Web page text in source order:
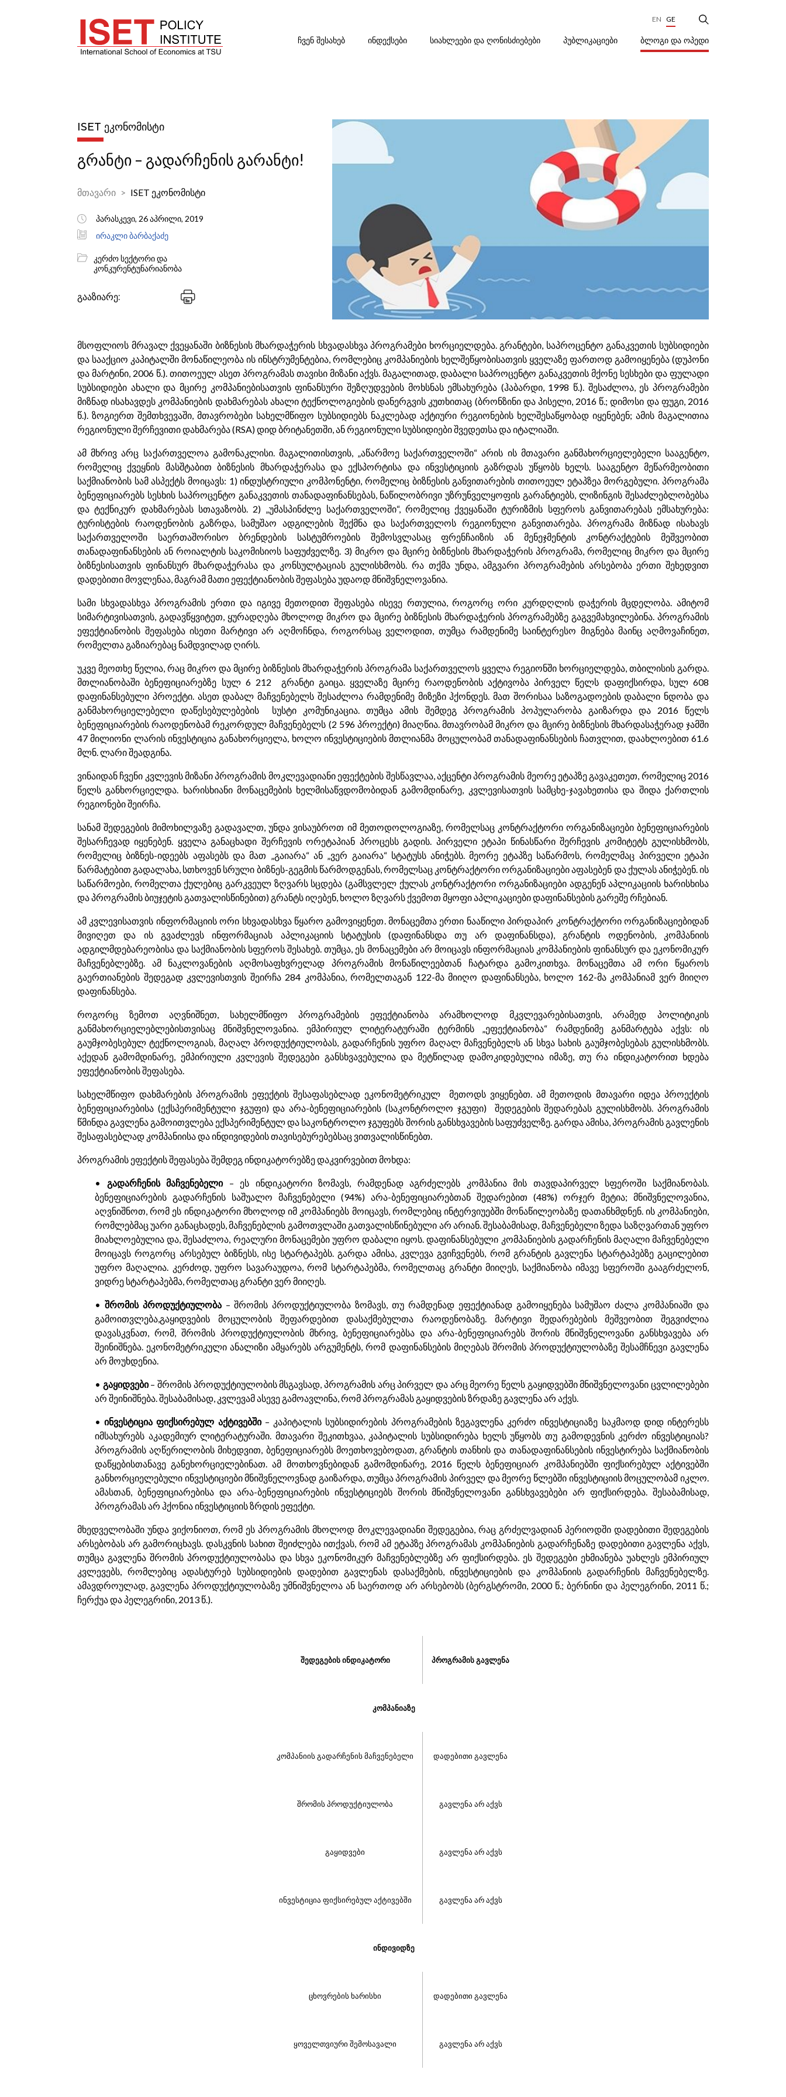
EN GE
ᲩᲕᲔᲜ ᲨᲔᲡᲐᲮᲔᲑ ᲘᲜᲓᲔᲥᲡᲔᲑᲘ ᲡᲘᲐᲮᲚᲔᲔᲑᲘ ᲓᲐ ᲦᲝᲜᲘᲡᲫᲘᲔᲑᲔᲑᲘ ᲞᲣᲑᲚᲘᲙᲐᲪᲘᲔᲑᲘ ᲑᲚᲝᲒᲘ ᲓᲐ ᲝᲞᲔᲓᲘ
ISET ᲔᲙᲝᲜᲝᲛᲘᲡᲢᲘ
გრანტი – გადარჩენის გარანტი!
მთავარი ISET ეკონომისტი
პარასკევი, 26 აპრილი, 2019
ირაკლი ბარბაქაძე
კერძო სექტორი და
კონკურენტუნარიანობა
გააზიარე:
მსოფლიოს მრავალ ქვეყანაში ბიზნესის მხარდაჭერის სხვადასხვა პროგრამები ხორციელდება. გრანტები, საპროცენტო განაკვეთის სუბსიდიები
და სააქციო კაპიტალში მონაწილეობა ის ინსტრუმენტებია, რომლებიც კომპანიების ხელშეწყობისათვის ყველაზე ფართოდ გამოიყენება (დუპონი
და მარტინი, 2006 წ.). თითოეულ ასეთ პროგრამას თავისი მიზანი აქვს. მაგალითად, დაბალი საპროცენტო განაკვეთის მქონე სესხები და ფულადი
სუბსიდიები ახალი და მცირე კომპანიებისათვის ფინანსური შეზღუდვების მოხსნას ემსახურება (ჰაბარდი, 1998 წ.). შესაძლოა, ეს პროგრამები
მიზნად ისახავდეს კომპანიების დახმარებას ახალი ტექნოლოგიების დანერგვის კუთხითაც (ბრონზინი და პისელი, 2016 წ.; დიმოსი და ფუგი, 2016
წ.). ზოგიერთ შემთხვევაში, მთავრობები სახელმწიფო სუბსიდიებს ნაკლებად აქტიური რეგიონების ხელშესაწყობად იყენებენ; ამის მაგალითია
რეგიონული შერჩევითი დახმარება (RSA) დიდ ბრიტანეთში, ან რეგიონული სუბსიდიები შვედეთსა და იტალიაში.
ამ მხრივ არც საქართველოა გამონაკლისი. მაგალითისთვის, „აწარმოე საქართველოში“ არის ის მთავარი განმახორციელებელი სააგენტო,
რომელიც ქვეყნის მასშტაბით ბიზნესის მხარდაჭერასა და ექსპორტისა და ინვესტიციის გაზრდას უწყობს ხელს. სააგენტო მეწარმეობითი
საქმიანობის სამ ასპექტს მოიცავს: 1) ინდუსტრიული კომპონენტი, რომელიც ბიზნესის განვითარების თითოეულ ეტაპზეა მორგებული. პროგრამა
ბენეფიციარებს სესხის საპროცენტო განაკვეთის თანადაფინანსებას, ნაწილობრივი უზრუნველყოფის გარანტიებს, ლიზინგის შესაძლებლობებსა
და ტექნიკურ დახმარებას სთავაზობს. 2) „უმასპინძლე საქართველოში“, რომელიც ქვეყანაში ტურიზმის სფეროს განვითარებას ემსახურება:
ტურისტების რაოდენობის გაზრდა, სამუშაო ადგილების შექმნა და საქართველოს რეგიონული განვითარება. პროგრამა მიზნად ისახავს
საქართველოში საერთაშორისო ბრენდების სასტუმროების შემოსვლასაც ფრენჩაიზის ან მენეჯმენტის კონტრაქტების მეშვეობით
თანადაფინანსების ან როიალტის საკომისიოს საფუძველზე. 3) მიკრო და მცირე ბიზნესის მხარდაჭერის პროგრამა, რომელიც მიკრო და მცირე
ბიზნესისათვის ფინანსურ მხარდაჭერასა და კონსულტაციას გულისხმობს. რა თქმა უნდა, ამგვარი პროგრამების არსებობა ერთი შეხედვით
დადებითი მოვლენაა, მაგრამ მათი ეფექტიანობის შეფასება უდაოდ მნიშვნელოვანია.
სამი სხვადასხვა პროგრამის ერთი და იგივე მეთოდით შეფასება ისევე რთულია, როგორც ორი კურდღლის დაჭერის მცდელობა. ამიტომ
სიმარტივისათვის, გადავწყვიტეთ, ყურადღება მხოლოდ მიკრო და მცირე ბიზნესის მხარდაჭერის პროგრამებზე გაგვემახვილებინა. პროგრამის
ეფექტიანობის შეფასება ისეთი მარტივი არ აღმოჩნდა, როგორსაც ველოდით, თუმცა რამდენიმე საინტერესო მიგნება მაინც აღმოვაჩინეთ,
რომელთა გაზიარებაც ნამდვილად ღირს.
უკვე მეოთხე წელია, რაც მიკრო და მცირე ბიზნესის მხარდაჭერის პროგრამა საქართველოს ყველა რეგიონში ხორციელდება, თბილისის გარდა.
მთლიანობაში ბენეფიციარებზე სულ 6 212 გრანტი გაიცა. ყველაზე მცირე რაოდენობის აქტივობა პირველ წელს დაფიქსირდა, სულ 608
დაფინანსებული პროექტი. ასეთ დაბალ მაჩვენებელს შესაძლოა რამდენიმე მიზეზი ჰქონდეს. მათ შორისაა საზოგადოების დაბალი ნდობა და
განმახორციელებელი დაწესებულებების სუსტი კომუნიკაცია. თუმცა ამის შემდეგ პროგრამის პოპულარობა გაიზარდა და 2016 წელს
ბენეფიციარების რაოდენობამ რეკორდულ მაჩვენებელს (2 596 პროექტი) მიაღწია. მთავრობამ მიკრო და მცირე ბიზნესის მხარდასაჭერად ჯამში
47 მილიონი ლარის ინვესტიცია განახორციელა, ხოლო ინვესტიციების მთლიანმა მოცულობამ თანადაფინანსების ჩათვლით, დაახლოებით 61.6
მლნ. ლარი შეადგინა.
ვინაიდან ჩვენი კვლევის მიზანი პროგრამის მოკლევადიანი ეფექტების შესწავლაა, აქცენტი პროგრამის მეორე ეტაპზე გავაკეთეთ, რომელიც 2016
წელს განხორციელდა. ხარისხიანი მონაცემების ხელმისაწვდომობიდან გამომდინარე, კვლევისათვის სამცხე-ჯავახეთისა და შიდა ქართლის
რეგიონები შეირჩა.
სანამ შედეგების მიმოხილვაზე გადავალთ, უნდა ვისაუბროთ იმ მეთოდოლოგიაზე, რომელსაც კონტრაქტორი ორგანიზაციები ბენეფიციარების
შესარჩევად იყენებენ. ყველა განაცხადი შერჩევის ორეტაპიან პროცესს გადის. პირველი ეტაპი წინასწარი შერჩევის კომიტეტს გულისხმობს,
რომელიც ბიზნეს-იდეებს აფასებს და მათ „გაიარა“ ან „ვერ გაიარა“ სტატუსს ანიჭებს. მეორე ეტაპზე საწარმოს, რომელმაც პირველი ეტაპი
წარმატებით გადალახა, სთხოვენ სრული ბიზნეს-გეგმის წარმოდგენას, რომელსაც კონტრაქტორი ორგანიზაციები აფასებენ და ქულას ანიჭებენ. ის
საწარმოები, რომელთა ქულებიც გარკვეულ ზღვარს სცდება (გამსვლელ ქულას კონტრაქტორი ორგანიზაციები ადგენენ აპლიკაციის ხარისხისა
და პროგრამის ბიუჯეტის გათვალისწინებით) გრანტს იღებენ, ხოლო ზღვარს ქვემოთ მყოფი აპლიკაციები დაფინანსების გარეშე რჩებიან.
ამ კვლევისათვის ინფორმაციის ორი სხვადასხვა წყარო გამოვიყენეთ. მონაცემთა ერთი ნააწილი პირდაპირ კონტრაქტორი ორგანიზაციებიდან
მივიღეთ და ის გვაძლევს ინფორმაციას აპლიკაციის სტატუსის (დაფინანსდა თუ არ დაფინანსდა), გრანტის ოდენობის, კომპანიის
ადგილმდებარეობისა და საქმიანობის სფეროს შესახებ. თუმცა, ეს მონაცემები არ მოიცავს ინფორმაციას კომპანიების ფინანსურ და ეკონომიკურ
მაჩვენებლებზე. ამ ნაკლოვანების აღმოსაფხვრელად პროგრამის მონაწილეებთან ჩატარდა გამოკითხვა. მონაცემთა ამ ორი წყაროს
გაერთიანების შედეგად კვლევისთვის შეირჩა 284 კომპანია, რომელთაგან 122-მა მიიღო დაფინანსება, ხოლო 162-მა კომპანიამ ვერ მიიღო
დაფინანსება.
როგორც ზემოთ აღვნიშნეთ, სახელმწიფო პროგრამების ეფექტიანობა არამხოლოდ მკვლევარებისათვის, არამედ პოლიტიკის
განმახორციელებლებისთვისაც მნიშვნელოვანია. ემპირიულ ლიტერატურაში ტერმინს „ეფექტიანობა“ რამდენიმე განმარტება აქვს: ის
გაუმჯობესებულ ტექნოლოგიას, მაღალ პროდუქტიულობას, გადარჩენის უფრო მაღალ მაჩვენებელს ან სხვა სახის გაუმჯობესებას გულისხმობს.
აქედან გამომდინარე, ემპირიული კვლევის შედეგები განსხვავებულია და მეტწილად დამოკიდებულია იმაზე, თუ რა ინდიკატორით ხდება
ეფექტიანობის შეფასება.
სახელმწიფო დახმარების პროგრამის ეფექტის შესაფასებლად ეკონომეტრიკულ მეთოდს ვიყენებთ. ამ მეთოდის მთავარი იდეა პროექტის
ბენეფიციარებისა (ექსპერიმენტული ჯგუფი) და არა-ბენეფიციარების (საკონტროლო ჯგუფი) შედეგების შედარებას გულისხმობს. პროგრამის
წმინდა გავლენა გამოითვლება ექსპერიმენტულ და საკონტროლო ჯგუფებს შორის განსხვავების საფუძველზე. გარდა ამისა, პროგრამის გავლენის
შესაფასებლად კომპანიისა და ინდივიდების თავისებურებებსაც ვითვალისწინებთ.
პროგრამის ეფექტის შეფასება შემდეგ ინდიკატორებზე დაკვირვებით მოხდა:
• გადარჩენის მაჩვენებელი– ეს ინდიკატორი ზომავს, რამდენად აგრძელებს კომპანია მის თავდაპირველ სფეროში საქმიანობას.
ბენეფიციარების გადარჩენის საშუალო მაჩვენებელი (94%) არა-ბენეფიციარებთან შედარებით (48%) ორჯერ მეტია; მნიშვნელოვანია,
აღვნიშნოთ, რომ ეს ინდიკატორი მხოლოდ იმ კომპანიებს მოიცავს, რომლებიც ინტერვიუებში მონაწილეობაზე დათანხმდნენ. ის კომპანიები,
რომლებმაც უარი განაცხადეს, მაჩვენებლის გამოთვლაში გათვალისწინებული არ არიან. შესაბამისად, მაჩვენებელი ზედა საზღვართან უფრო
მიახლოებულია და, შესაძლოა, რეალური მონაცემები უფრო დაბალი იყოს. დაფინანსებული კომპანიების გადარჩენის მაღალი მაჩვენებელი
მოიცავს როგორც არსებულ ბიზნესს, ისე სტარტაპებს. გარდა ამისა, კვლევა გვიჩვენებს, რომ გრანტის გავლენა სტარტაპებზე გაცილებით
უფრო მაღალია. კერძოდ, უფრო სავარაუდოა, რომ სტარტაპებმა, რომელთაც გრანტი მიიღეს, საქმიანობა იმავე სფეროში გააგრძელონ,
ვიდრე სტარტაპებმა, რომელთაც გრანტი ვერ მიიღეს.
• შრომის პროდუქტიულობა– შრომის პროდუქტიულობა ზომავს, თუ რამდენად ეფექტიანად გამოიყენება სამუშაო ძალა კომპანიაში და
გამოითვლება,გაყიდვების მოცულობის შეფარდებით დასაქმებულთა რაოდენობაზე. მარტივი შედარებების მეშვეობით შეგვიძლია
დავასკვნათ, რომ, შრომის პროდუქტიულობის მხრივ, ბენეფიციარებსა და არა-ბენეფიციარებს შორის მნიშვნელოვანი განსხვავება არ
შეინიშნება. ეკონომეტრიკული ანალიზი ამყარებს არგუმენტს, რომ დაფინანსების მიღებას შრომის პროდუქტიულობაზე შესამჩნევი გავლენა
არ მოუხდენია.
• გაყიდვები– შრომის პროდუქტიულობის მსგავსად, პროგრამის არც პირველ და არც მეორე წელს გაყიდვებში მნიშვნელოვანი ცვლილებები
არ შეინიშნება. შესაბამისად, კვლევამ ასევე გამოავლინა, რომ პროგრამას გაყიდვების ზრდაზე გავლენა არ აქვს.
•ინვესტიცია ფიქსირებულ აქტივებში– კაპიტალის სუბსიდირების პროგრამების ზეგავლენა კერძო ინვესტიციაზე საკმაოდ დიდ ინტერესს
იმსახურებს აკადემიურ ლიტერატურაში. მთავარი შეკითხვაა, კაპიტალის სუბსიდირება ხელს უწყობს თუ გამოდევნის კერძო ინვესტიციას?
პროგრამის აღწერილობის მიხედვით, ბენეფიციარებს მოეთხოვებოდათ, გრანტის თანხის და თანადაფინანსების ინვესტირება საქმიანობის
დაწყებისთანავე განეხორციელებინათ. ამ მოთხოვნებიდან გამომდინარე, 2016 წელს ბენეფიციარ კომპანიებში ფიქსირებულ აქტივებში
განხორციელებული ინვესტიციები მნიშვნელოვნად გაიზარდა, თუმცა პროგრამის პირველ და მეორე წლებში ინვესტიციის მოცულობამ იკლო.
ამასთან, ბენეფიციარებისა და არა-ბენეფიციარების ინვესტიციებს შორის მნიშვნელოვანი განსხვავებები არ ფიქსირდება. შესაბამისად,
პროგრამას არ ჰქონია ინვესტიციის ზრდის ეფექტი.
მხედველობაში უნდა ვიქონიოთ, რომ ეს პროგრამის მხოლოდ მოკლევადიანი შედეგებია, რაც გრძელვადიან პერიოდში დადებითი შედეგების
არსებობას არ გამორიცხავს. დასკვნის სახით შეიძლება ითქვას, რომ ამ ეტაპზე პროგრამას კომპანიების გადარჩენაზე დადებითი გავლენა აქვს,
თუმცა გავლენა შრომის პროდუქტიულობასა და სხვა ეკონომიკურ მაჩვენებლებზე არ ფიქსირდება. ეს შედეგები ეხმიანება უახლეს ემპირიულ
კვლევებს, რომლებიც ადასტურებ სუბსიდიების დადებით გავლენას დასაქმების, ინვესტიციების და კომპანიის გადარჩენის მაჩვენებელზე.
ამავდროულად, გავლენა პროდუქტიულობაზე უმნიშვნელოა ან საერთოდ არ არსებობს (ბერგსტრომი, 2000 წ.; ბერნინი და პელეგრინი, 2011 წ.;
ჩერქუა და პელეგრინი, 2013 წ.).
შედეგების ინდიკატორი პროგრამის გავლენა
კომპანიაზე
კომპანიის გადარჩენის მაჩვენებელი დადებითი გავლენა
შრომის პროდუქტიულობა გავლენა არ აქვს
გაყიდვები გავლენა არ აქვს
ინვესტიცია ფიქსირებულ აქტივებში გავლენა არ აქვს
ინდივიდზე
ცხოვრების ხარისხი დადებითი გავლენა
ყოველთვიური შემოსავალი გავლენა არ აქვს